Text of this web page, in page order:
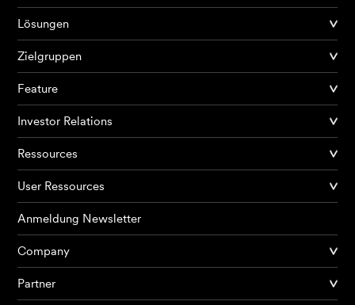
Lösungen
Zielgruppen
Feature
Investor Relations
Ressources
User Ressources
Anmeldung Newsletter
Company
Partner